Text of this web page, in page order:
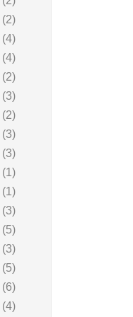
(2)
(4)
(4)
(2)
(3)
(2)
(3)
(3)
(1)
(1)
(3)
(5)
(3)
(5)
(6)
(4)